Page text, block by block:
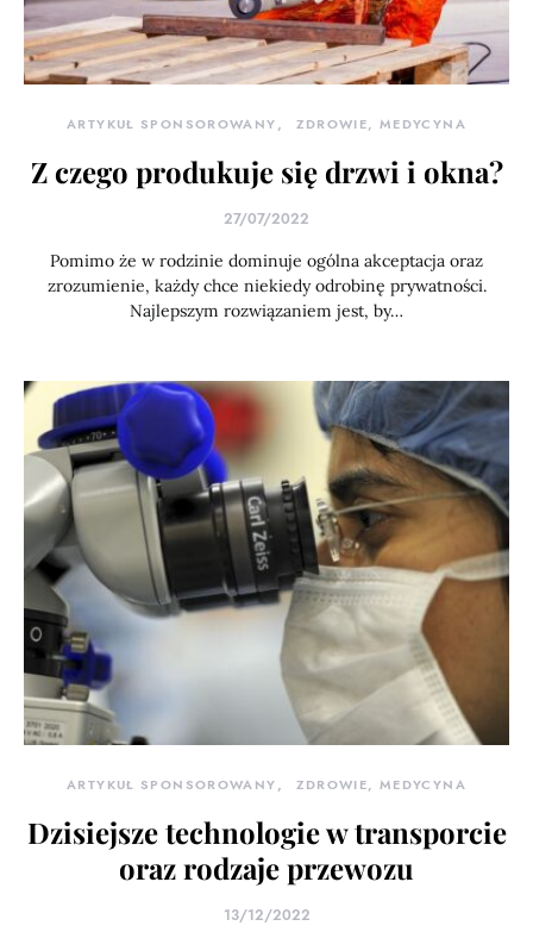
ARTYKUŁ SPONSOROWANY ZDROWIE, MEDYCYNA
Z czego produkuje się drzwi i okna?
27/07/2022
Pomimo że w rodzinie dominuje ogólna akceptacja oraz
zrozumienie, każdy chce niekiedy odrobinę prywatności.
Najlepszym rozwiązaniem jest, by…
ARTYKUŁ SPONSOROWANY ZDROWIE, MEDYCYNA
Dzisiejsze technologie w transporcie
oraz rodzaje przewozu
13/12/2022